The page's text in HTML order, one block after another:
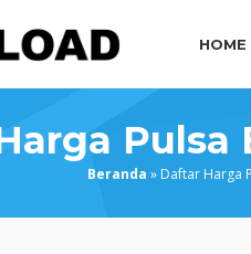
HOME
Beranda » Daftar Harga